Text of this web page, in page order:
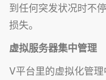
到任何突发状况时不
损失。
虚拟服务器集中管理
V平台里的虚拟化管